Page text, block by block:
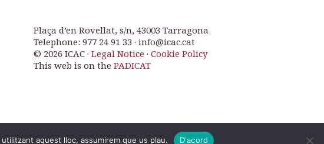
Plaça d’en Rovellat, s/n, 43003 Tarragona
Telephone: 977 24 91 33 · info@icac.cat
© 2026 ICAC ·Legal Notice ·Cookie Policy
This web is on thePADICAT
aquest lloc, assumirem que us plau. D'acord